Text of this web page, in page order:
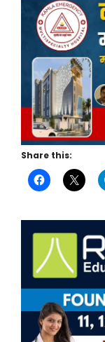
Share this: